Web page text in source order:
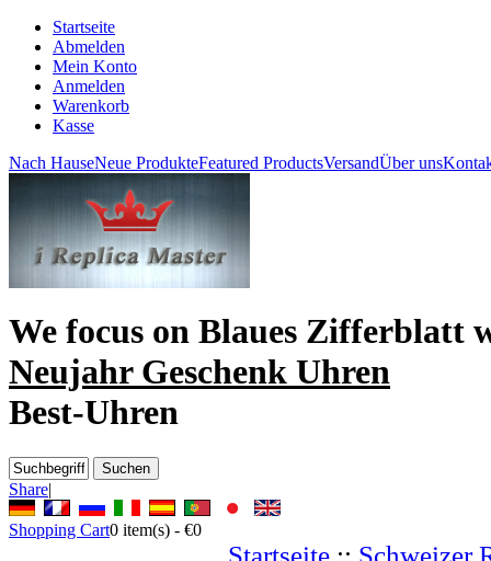
Startseite
Abmelden
Mein Konto
Anmelden
Warenkorb
Kasse
Nach HauseNeue ProdukteFeatured ProductsVersandÜber uns
We focus on Blaues Zifferblatt
Neujahr Geschenk Uhren
Best-Uhren
Share|
Shopping Cart0 item(s) - €0
Startseite :: Schweizer